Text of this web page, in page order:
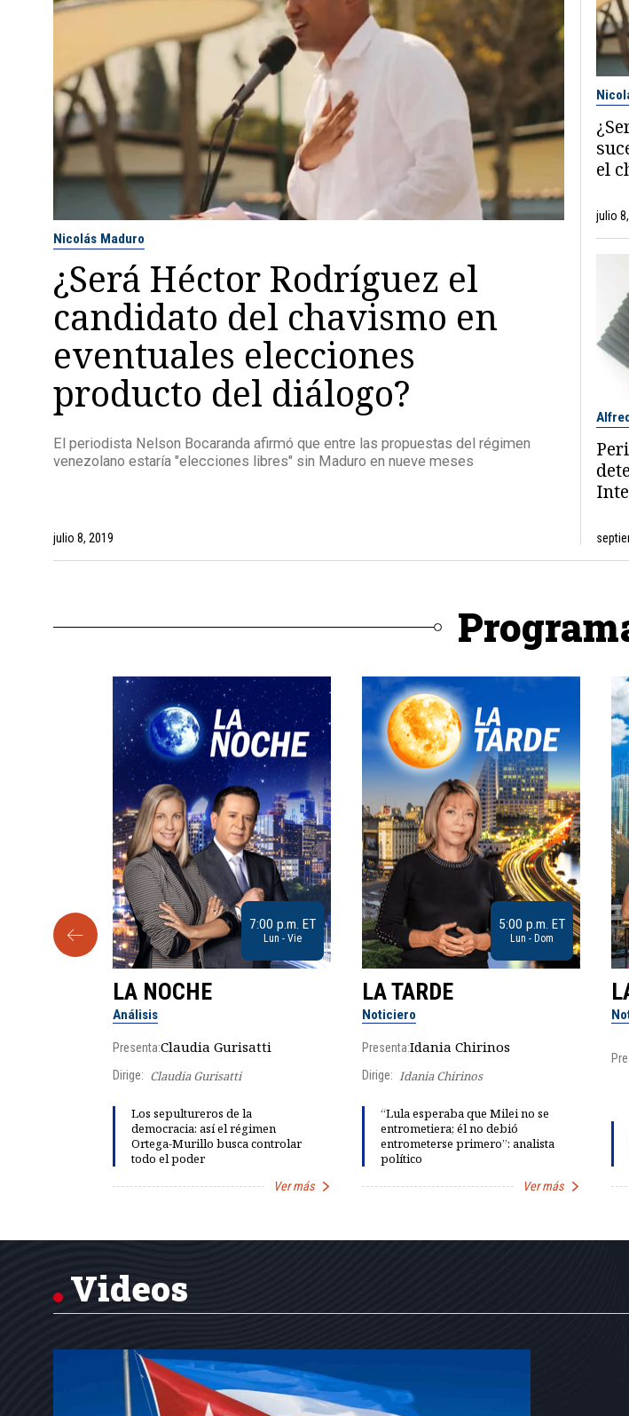
Nicolás Maduro
¿Será Héctor Rodríguez el
candidato del chavismo en
eventuales elecciones
producto del diálogo?
El periodista Nelson Bocaranda afirmó que entre las propuestas del régimen
venezolano estaría "elecciones libres" sin Maduro en nueve meses
julio 8, 2019
el
julio
9:30 a.m. ET 7:00 p.m. ET
Lun - Vie
LA NOCHE
Análisis
Presenta:Claudia Gurisatti
Dirige: Claudia Gurisatti
Los sepultureros de la
democracia: así el régimen
Ortega-Murillo busca controlar
todo el poder
Ver más
5:00 p.m. ET
Lun - Dom
LA TARDE
Noticiero
Presenta:Idania Chirinos
Dirige: Idania Chirinos
“Lula esperaba que Milei no se
entrometiera; él no debió
entrometerse primero”: analista
político
Ver más
of
Videos